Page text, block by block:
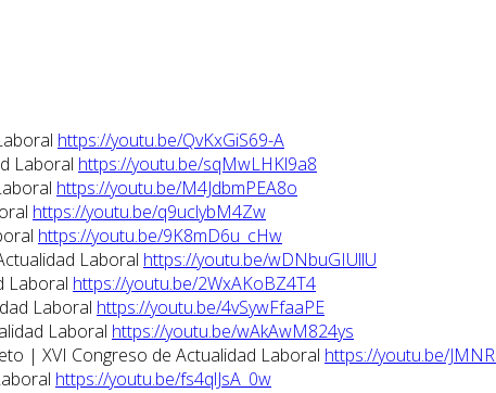
https://youtu.be/QvKxGiS69-A
Laboral https://youtu.be/sqMwLHKl9a8
https://youtu.be/M4JdbmPEA8o
https://youtu.be/q9uclybM4Zw
https://youtu.be/9K8mD6u_cHw
Laboral https://youtu.be/wDNbuGIUllU
Laboral https://youtu.be/2WxAKoBZ4T4
Laboral https://youtu.be/4vSywFfaaPE
Laboral https://youtu.be/wAkAwM824ys
| XVI Congreso de Actualidad Laboral https://youtu.be/
https://youtu.be/fs4qlJsA_0w